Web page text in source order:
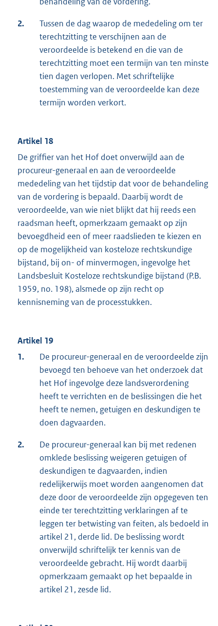
2.
Tussen de dag waarop de mededeling om ter
terechtzitting te verschijnen aan de
veroordeelde is betekend en die van de
terechtzitting moet een termijn van ten minste
tien dagen verlopen. Met schriftelijke
toestemming van de veroordeelde kan deze
termijn worden verkort.
Artikel 18
De griffier van het Hof doet onverwijld aan de
procureur-generaal en aan de veroordeelde
mededeling van het tijdstip dat voor de behandeling
van de vordering is bepaald. Daarbij wordt de
veroordeelde, van wie niet blijkt dat hij reeds een
raadsman heeft, opmerkzaam gemaakt op zijn
bevoegdheid een of meer raadslieden te kiezen en
op de mogelijkheid van kosteloze rechtskundige
bijstand, bij on- of minvermogen, ingevolge het
Landsbesluit Kosteloze rechtskundige bijstand (P.B.
1959, no. 198), alsmede op zijn recht op
kennisneming van de processtukken.
Artikel 19
1.
De procureur-generaal en de veroordeelde zijn
bevoegd ten behoeve van het onderzoek dat
het Hof ingevolge deze landsverordening
heeft te verrichten en de beslissingen die het
heeft te nemen, getuigen en deskundigen te
doen dagvaarden.
2.
De procureur-generaal kan bij met redenen
omklede beslissing weigeren getuigen of
deskundigen te dagvaarden, indien
redelijkerwijs moet worden aangenomen dat
deze door de veroordeelde zijn opgegeven ten
einde ter terechtzitting verklaringen af te
leggen ter betwisting van feiten, als bedoeld in
artikel 21, derde lid. De beslissing wordt
onverwijld schriftelijk ter kennis van de
veroordeelde gebracht. Hij wordt daarbij
opmerkzaam gemaakt op het bepaalde in
artikel 21, zesde lid.